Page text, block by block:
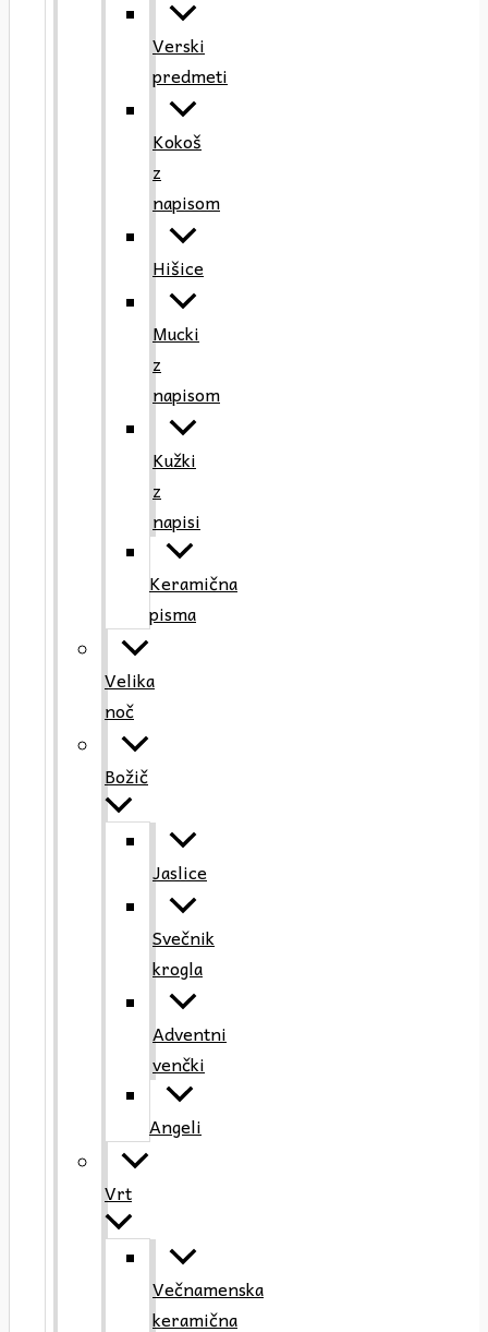
Verski
predmeti
Kokoš
z
napisom
Hišice
Mucki
z
napisom
Kužki
z
napisi
Keramična
pisma
Velika
noč
Božič
Jaslice
Svečnik
krogla
Adventni
venčki
Angeli
Vrt
Večnamenska
keramična